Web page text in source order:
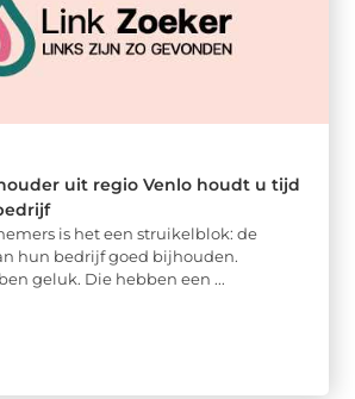
uit regio Venlo houdt u tijd
is het een struikelblok: de
hun bedrijf goed bijhouden.
geluk. Die hebben een ...